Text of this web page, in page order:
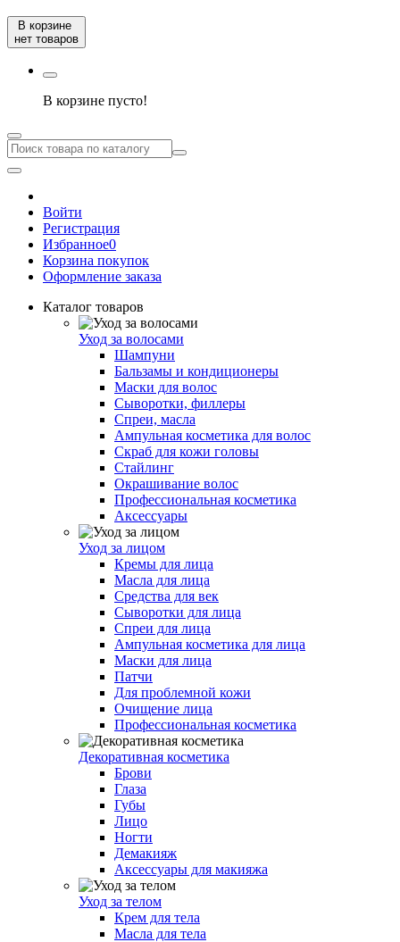
В корзине
нет товаров
В корзине пусто!
Войти
Регистрация
Избранное0
Корзина покупок
Оформление заказа
Каталог товаров
Уход за волосами
Шампуни
Бальзамы и кондиционеры
Маски для волос
Сыворотки, филлеры
Спреи, масла
Ампульная косметика для волос
Скраб для кожи головы
Стайлинг
Окрашивание волос
Профессиональная косметика
Аксессуары
Уход за лицом
Кремы для лица
Масла для лица
Средства для век
Сыворотки для лица
Спреи для лица
Ампульная косметика для лица
Маски для лица
Патчи
Для проблемной кожи
Очищение лица
Профессиональная косметика
Декоративная косметика
Брови
Глаза
Губы
Лицо
Ногти
Демакияж
Аксессуары для макияжа
Уход за телом
Крем для тела
Масла для тела